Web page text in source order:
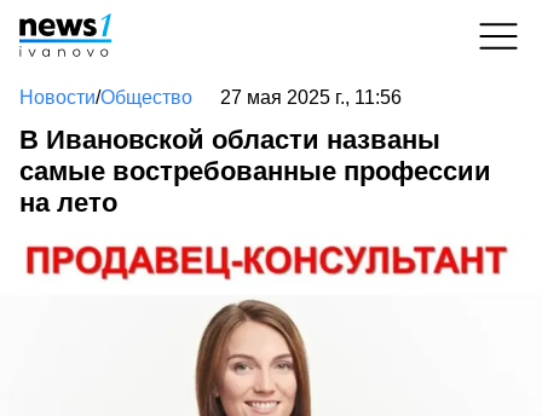
Новости/Общество 27 мая 2025 г., 11:56
В Ивановской области названы
самые востребованные профессии
на лето